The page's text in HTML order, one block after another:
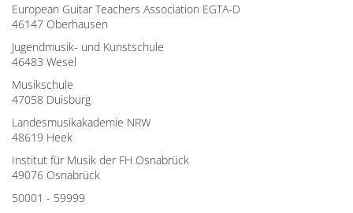
European Guitar Teachers Association EGTA-D
46147 Oberhausen
Jugendmusik- und Kunstschule
46483 Wesel
Musikschule
47058 Duisburg
Landesmusikakademie NRW
48619 Heek
Institut für Musik der FH Osnabrück
49076 Osnabrück
50001 - 59999